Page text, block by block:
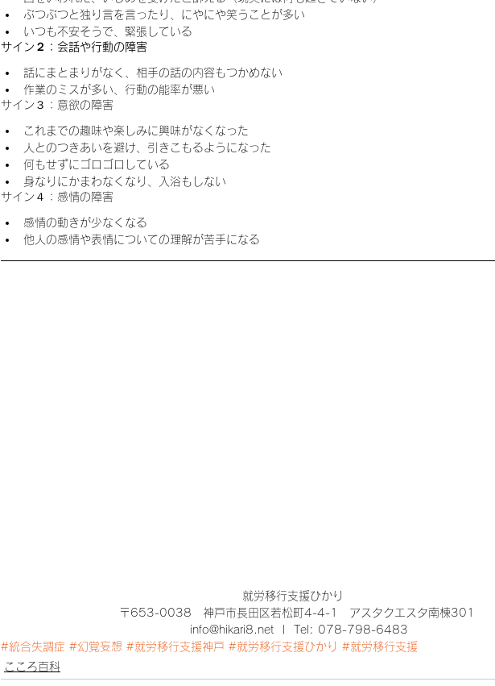
ぶつぶつと独り言を言ったり、にやにや笑うことが多い
いつも不安そうで、緊張している
サイン２：会話や行動の障害
話にまとまりがなく、相手の話の内容もつかめない
作業のミスが多い、行動の能率が悪い
サイン３：意欲の障害
これまでの趣味や楽しみに興味がなくなった
人とのつきあいを避け、引きこもるようになった
何もせずにゴロゴロしている
身なりにかまわなくなり、入浴もしない
サイン４：感情の障害
感情の動きが少なくなる
他人の感情や表情についての理解が苦手になる
​就労移行支援ひかり
〒653-0038　神戸市長田区若松町4-4-1　アスタクエスタ南棟301
info@hikari8.net  |  Tel: 078-798-6483
#統合失調症 #幻覚妄想 #就労移行支援神戸 #就労移行支援ひかり #就労移行支援
こころ百科